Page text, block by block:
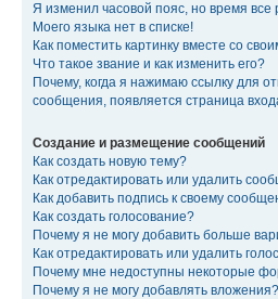
Я изменил часовой пояс, но время все
Моего языка нет в списке!
Как поместить картинку вместе со
Что такое звание и как изменить его?
Почему, когда я нажимаю ссылку для
сообщения, появляется страница
Создание и размещение сообщений
Как создать новую тему?
Как отредактировать или удалить
Как добавить подпись к своему
Как создать голосование?
Почему я не могу добавить больше
Как отредактировать или удалить
Почему мне недоступны некоторые
Почему я не могу добавлять вложения?